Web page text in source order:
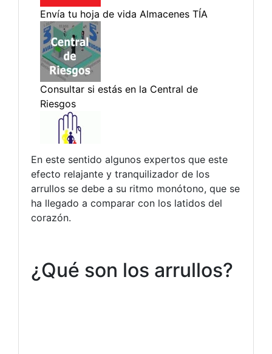
En este sentido algunos expertos que este
efecto relajante y tranquilizador de los
arrullos se debe a su ritmo monótono, que se
ha llegado a comparar con los latidos del
corazón.
¿Qué son los arrullos?